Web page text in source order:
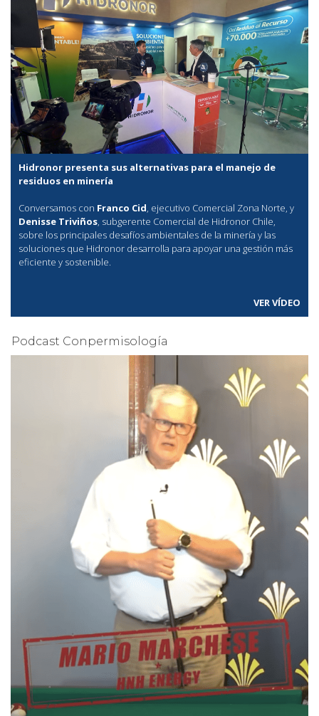
Hidronor presenta sus alternativas para el manejo de
residuos en minería
Conversamos con Franco Cid, ejecutivo Comercial Zona Norte, y
Denisse Triviños, subgerente Comercial de Hidronor Chile,
sobre los principales desafíos ambientales de la minería y las
soluciones que Hidronor desarrolla para apoyar una gestión más
eficiente y sostenible.
VER VÍDEO
Podcast Conpermisología